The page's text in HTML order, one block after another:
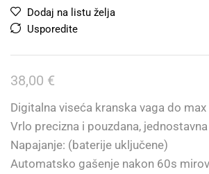
Dodaj na listu želja
Usporedite
38,00 €
Digitalna viseća kranska vaga do
Vrlo precizna i pouzdana,
Napajanje: (baterije uključene)
Automatsko gašenje nakon 60s